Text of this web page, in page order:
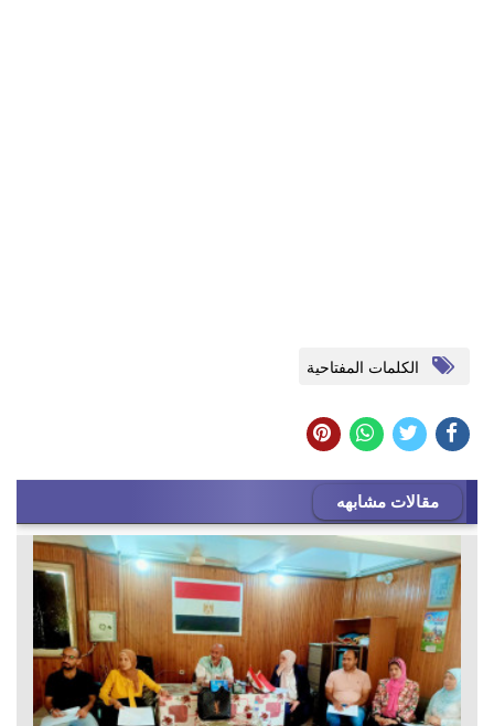
الكلمات المفتاحية
مقالات مشابهه